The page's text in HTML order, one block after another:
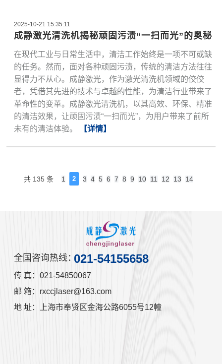
2025-10-21 15:35:11
成静激光清洗机揭秘顽固污渍“一扫而光”的奥秘
在现代工业与日常生活中，清洁工作始终是一项不可或缺
的任务。然而，面对各种顽固污渍，传统的清洁方法往往
显得力不从心。成静激光，作为激光清洗机领域的佼佼
者，凭借其先进的技术与卓越的性能，为清洁行业带来了
革命性的变革。成静激光清洗机，以其高效、环保、精准
的清洁效果，让顽固污渍“一扫而光”，为用户带来了前所
未有的清洁体验。
【详情】
共 135 条 1 2 3 4 5 6 7 8 9 10 11 12 13 14
全国咨询热线：021-54155658
传 真：021-54850067
邮 箱：rxccjlaser@163.com
地 址：上海市奉贤区金海公路6055号12幢